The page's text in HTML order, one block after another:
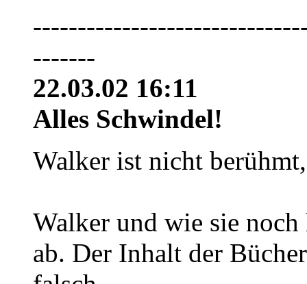
-------
22.03.02 16:11
Alles Schwindel!
Walker ist nicht
Walker und wie sie
ab. Der Inhalt der